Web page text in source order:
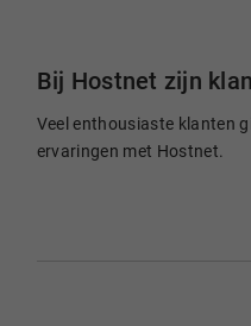
Bij Hostnet zijn
Veel enthousiaste klanten
ervaringen met Hostnet.